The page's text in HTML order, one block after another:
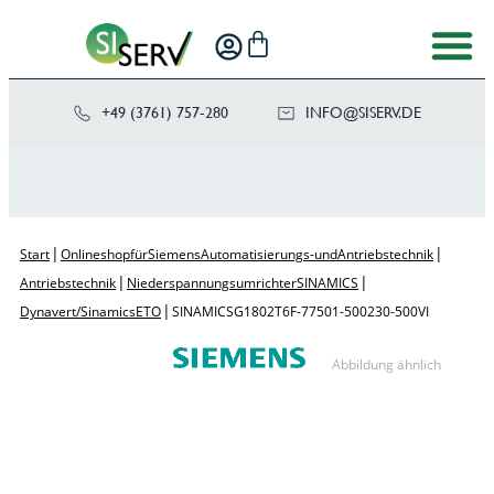
+49 (3761) 757-280 ED.VRE
SIS@OF
NI
Start | Onlineshop für Siemens Automatisierungs- und Antriebstechnik |
Antriebstechnik | Niederspannungsumrichter SINAMICS |
Dynavert/Sinamics ETO | SINAMICS G180 2T6F-77501-500 230 -500V I
Abbildung ähnlich